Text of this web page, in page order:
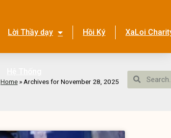
Lời Thầy dạy Hồi Ký XaLoi
Home » Archives for November 28, 2025